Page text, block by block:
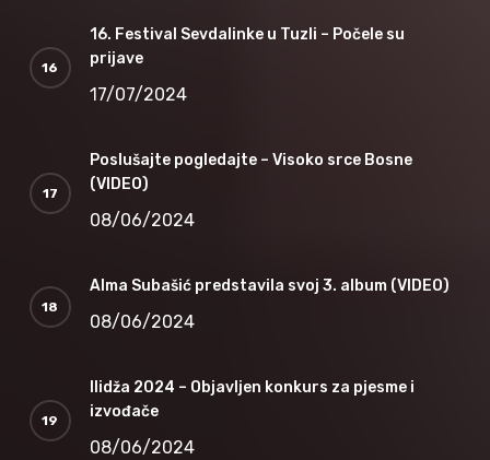
16. Festival Sevdalinke u Tuzli – Počele su
prijave
17/07/2024
Poslušajte pogledajte – Visoko srce Bosne
(VIDEO)
08/06/2024
Alma Subašić predstavila svoj 3. album (VIDEO)
08/06/2024
Ilidža 2024 – Objavljen konkurs za pjesme i
izvođače
08/06/2024